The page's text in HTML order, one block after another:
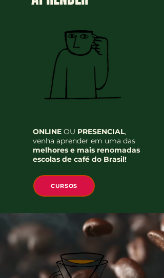
ONLINE OU PRESENCIAL,
venha aprender em uma das
melhores e mais renomadas
escolas de café do Brasil!
CURSOS